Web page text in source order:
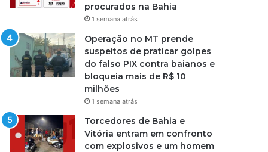
procurados na Bahia
1 semana atrás
Operação no MT prende
suspeitos de praticar golpes
do falso PIX contra baianos e
bloqueia mais de R$ 10
milhões
1 semana atrás
Torcedores de Bahia e
Vitória entram em confronto
com explosivos e um homem